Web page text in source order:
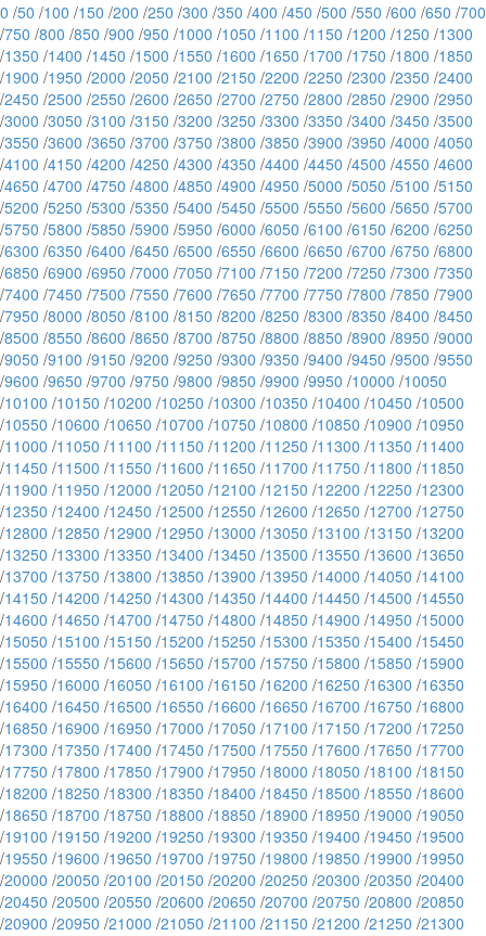
0 /50 /100 /150 /200 /250 /300 /350 /400 /450 /500 /550 /600 /650 /700
/750 /800 /850 /900 /950 /1000 /1050 /1100 /1150 /1200 /1250 /1300
/1350 /1400 /1450 /1500 /1550 /1600 /1650 /1700 /1750 /1800 /1850
/1900 /1950 /2000 /2050 /2100 /2150 /2200 /2250 /2300 /2350 /2400
/2450 /2500 /2550 /2600 /2650 /2700 /2750 /2800 /2850 /2900 /2950
/3000 /3050 /3100 /3150 /3200 /3250 /3300 /3350 /3400 /3450 /3500
/3550 /3600 /3650 /3700 /3750 /3800 /3850 /3900 /3950 /4000 /4050
/4100 /4150 /4200 /4250 /4300 /4350 /4400 /4450 /4500 /4550 /4600
/4650 /4700 /4750 /4800 /4850 /4900 /4950 /5000 /5050 /5100 /5150
/5200 /5250 /5300 /5350 /5400 /5450 /5500 /5550 /5600 /5650 /5700
/5750 /5800 /5850 /5900 /5950 /6000 /6050 /6100 /6150 /6200 /6250
/6300 /6350 /6400 /6450 /6500 /6550 /6600 /6650 /6700 /6750 /6800
/6850 /6900 /6950 /7000 /7050 /7100 /7150 /7200 /7250 /7300 /7350
/7400 /7450 /7500 /7550 /7600 /7650 /7700 /7750 /7800 /7850 /7900
/7950 /8000 /8050 /8100 /8150 /8200 /8250 /8300 /8350 /8400 /8450
/8500 /8550 /8600 /8650 /8700 /8750 /8800 /8850 /8900 /8950 /9000
/9050 /9100 /9150 /9200 /9250 /9300 /9350 /9400 /9450 /9500 /9550
/9600 /9650 /9700 /9750 /9800 /9850 /9900 /9950 /10000 /10050
/10100 /10150 /10200 /10250 /10300 /10350 /10400 /10450 /10500
/10550 /10600 /10650 /10700 /10750 /10800 /10850 /10900 /10950
/11000 /11050 /11100 /11150 /11200 /11250 /11300 /11350 /11400
/11450 /11500 /11550 /11600 /11650 /11700 /11750 /11800 /11850
/11900 /11950 /12000 /12050 /12100 /12150 /12200 /12250 /12300
/12350 /12400 /12450 /12500 /12550 /12600 /12650 /12700 /12750
/12800 /12850 /12900 /12950 /13000 /13050 /13100 /13150 /13200
/13250 /13300 /13350 /13400 /13450 /13500 /13550 /13600 /13650
/13700 /13750 /13800 /13850 /13900 /13950 /14000 /14050 /14100
/14150 /14200 /14250 /14300 /14350 /14400 /14450 /14500 /14550
/14600 /14650 /14700 /14750 /14800 /14850 /14900 /14950 /15000
/15050 /15100 /15150 /15200 /15250 /15300 /15350 /15400 /15450
/15500 /15550 /15600 /15650 /15700 /15750 /15800 /15850 /15900
/15950 /16000 /16050 /16100 /16150 /16200 /16250 /16300 /16350
/16400 /16450 /16500 /16550 /16600 /16650 /16700 /16750 /16800
/16850 /16900 /16950 /17000 /17050 /17100 /17150 /17200 /17250
/17300 /17350 /17400 /17450 /17500 /17550 /17600 /17650 /17700
/17750 /17800 /17850 /17900 /17950 /18000 /18050 /18100 /18150
/18200 /18250 /18300 /18350 /18400 /18450 /18500 /18550 /18600
/18650 /18700 /18750 /18800 /18850 /18900 /18950 /19000 /19050
/19100 /19150 /19200 /19250 /19300 /19350 /19400 /19450 /19500
/19550 /19600 /19650 /19700 /19750 /19800 /19850 /19900 /19950
/20000 /20050 /20100 /20150 /20200 /20250 /20300 /20350 /20400
/20450 /20500 /20550 /20600 /20650 /20700 /20750 /20800 /20850
/20900 /20950 /21000 /21050 /21100 /21150 /21200 /21250 /21300